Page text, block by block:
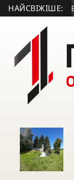
НАЙСВІЖІШЕ:
пам’яті